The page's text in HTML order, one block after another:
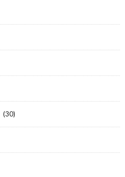
(30)